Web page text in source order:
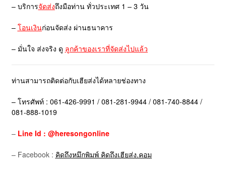
– บริการจัดส่งถึงมือท่าน ทั่วประเทศ 1 – 3 วัน
– โอนเงินก่อนจัดส่ง ผ่านธนาคาร
– มั่นใจ ส่งจริง ดู ลูกค้าของเราที่จัดส่งไปแล้ว
ท่านสามารถติดต่อกับเฮียส่งได้หลายช่องทาง
– โทรศัพท์ : 061-426-9991 / 081-281-9944 / 081-740-8844 /
081-888-1019
– Line Id : @heresongonline
– Facebook : คิดถึงหมึกพิมพ์ คิดถึงเฮียส่ง.คอม